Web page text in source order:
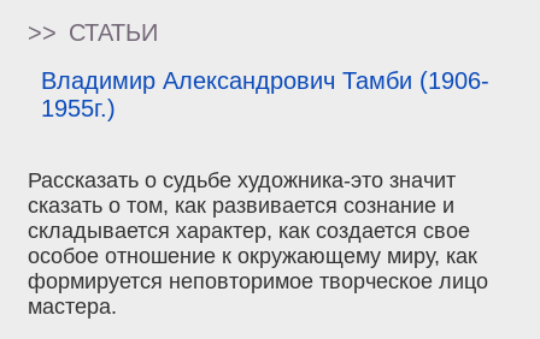
>> СТАТЬИ
Владимир Александрович Тамби (1906-
1955г.)
Рассказать о судьбе художника-это значит
сказать о том, как развивается сознание и
складывается характер, как создается свое
особое отношение к окружающему миру, как
формируется неповторимое творческое лицо
мастера.